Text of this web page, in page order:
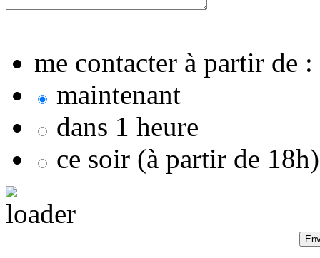
me contacter à partir de :
maintenant
dans 1 heure
ce soir (à partir de 18h)